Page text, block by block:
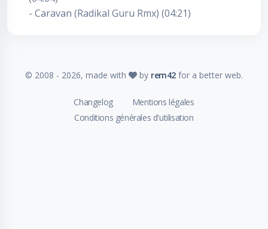
- Caravan (Radikal Guru Rmx) (04:21)
© 2008 - 2026, made with by rem42 for a better web.
Changelog
Mentions légales
Conditions générales d'utilisation